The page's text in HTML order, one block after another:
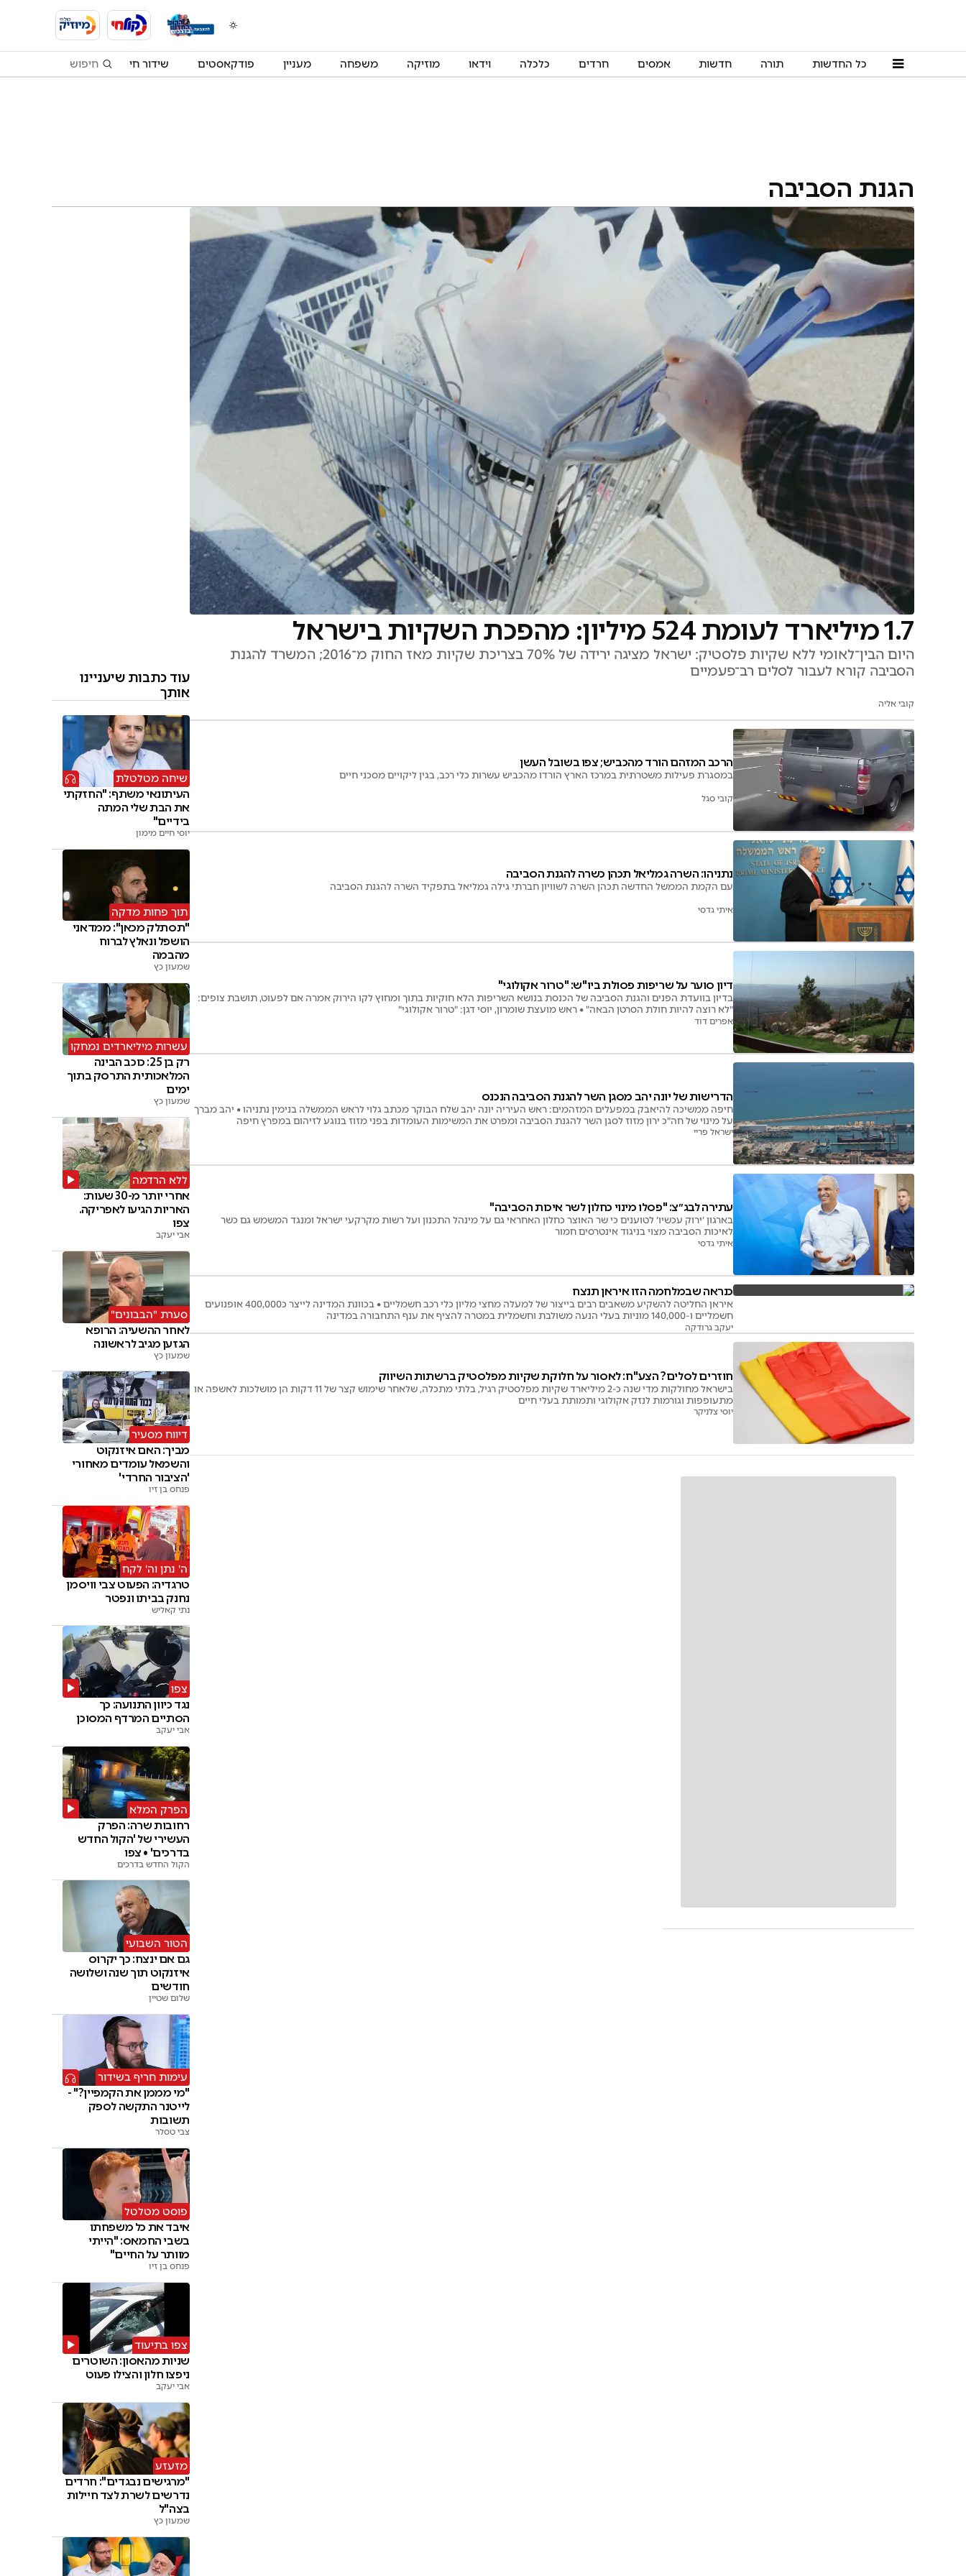
כל החדשות תורה חדשות אמסים חרדים כלכלה וידאו מוזיקה משפחה מעניין פודקאסטים שידור חי
הגנת הסביבה
1.7 מיליארד לעומת 524 מיליון: מהפכת השקיות בישראל
היום הבין־לאומי ללא שקיות פלסטיק: ישראל מציגה ירידה של 70% בצריכת שקיות מאז החוק מ־2016; המשרד להגנת
הסביבה קורא לעבור לסלים רב־פעמיים
קובי אליה
הרכב המזהם הורד מהכביש; צפו בשובל העשן
במסגרת פעילות משטרתית במרכז הארץ הורדו מהכביש עשרות כלי רכב, בגין ליקויים מסכני חיים
קובי סגל
נתניהו: השרה גמליאל תכהן כשרה להגנת הסביבה
עם הקמת הממשל החדשה תכהן השרה לשוויון חברתי גילה גמליאל בתפקיד השרה להגנת הסביבה
איתי גדסי
דיון סוער על שריפות פסולת ביו"ש: "טרור אקולוגי"
בדיון בוועדת הפנים והגנת הסביבה של הכנסת בנושא השריפות הלא חוקיות בתוך ומחוץ לקו הירוק אמרה אם לפעוט, תושבת צופים:
"לא רוצה להיות חולת הסרטן הבאה" • ראש מועצת שומרון, יוסי דגן: "טרור אקולוגי"
אפרים דוד
הדרישות של יונה יהב מסגן השר להגנת הסביבה הנכנס
חיפה ממשיכה להיאבק במפעלים המזהמים: ראש העיריה יונה יהב שלח הבוקר מכתב גלוי לראש הממשלה בנימין נתניהו • יהב מברך
על מינוי של חה"כ ירון מזוז לסגן השר להגנת הסביבה ומפרט את המשימות העומדות בפני מזוז בנוגע לזיהום במפרץ חיפה
ישראל פריי
עתירה לבג״צ: "פסלו מינוי כחלון לשר איכות הסביבה"
בארגון ׳ירוק עכשיו׳ לטוענים כי שר האוצר כחלון האחראי גם על מינהל התכנון ועל רשות מקרקעי ישראל ומנגד המשמש גם כשר
לאיכות הסביבה מצוי בניגוד אינטרסים חמור
איתי גדסי
כנראה שבמלחמה הזו איראן תנצח
איראן החליטה להשקיע משאבים רבים בייצור של למעלה מחצי מליון כלי רכב חשמליים • בכוונת המדינה לייצר כ400,000 אופנועים
חשמליים ו-140,000 מוניות בעלי הנעה משולבת וחשמלית במטרה להציף את ענף התחבורה במדינה
יעקב גרודקה
חוזרים לסלים? הצע''ח: לאסור על חלוקת שקיות מפלסטיק ברשתות השיווק
בישראל מחולקות מדי שנה כ-2 מיליארד שקיות מפלסטיק רגיל, בלתי מתכלה, שלאחר שימוש קצר של 11 דקות הן מושלכות לאשפה או
מתעופפות וגורמות לנזק אקולוגי ותמותת בעלי חיים
יוסי צלניקר
עוד כתבות שיעניינו
אותך
שיחה מטלטלת
העיתונאי משתף: "החזקתי
את הבת שלי המתה
בידיים"
יוסי חיים מימון
תוך פחות מדקה
"תסתלק מכאן": ממדאני
הושפל ונאלץ לברוח
מהבמה
שמעון כץ
עשרות מיליארדים נמחקו
רק בן 25: כוכב הבינה
המלאכותית התרסק בתוך
ימים
שמעון כץ
ללא הרדמה
אחרי יותר מ-30 שעות:
האריות הגיעו לאפריקה.
צפו
אבי יעקב
סערת "הבבונים"
לאחר ההשעיה: הרופא
הגזען מגיב לראשונה
שמעון כץ
דיווח מסעיר
מביך: האם איזנקוט
והשמאל עומדים מאחורי
'הציבור החרדי'
פנחס בן זיו
ה' נתן וה' לקח
טרגדיה: הפעוט צבי וויסמן
נחנק בביתו ונפטר
נתי קאליש
צפו
נגד כיוון התנועה: כך
הסתיים המרדף המסוכן
אבי יעקב
הפרק המלא
רחובות שרה: הפרק
העשירי של 'הקול החדש
בדרכים' • צפו
הקול החדש בדרכים
הטור השבועי
גם אם ינצח: כך יקרוס
איזנקוט תוך שנה ושלושה
חודשים
שלום שטיין
עימות חריף בשידור
"מי מממן את הקמפיין?" -
לייטנר התקשה לספק
תשובות
צבי טסלר
פוסט מטלטל
איבד את כל משפחתו
בשבי החמאס: "הייתי
מוותר על החיים"
פנחס בן זיו
צפו בתיעוד
שניות מהאסון: השוטרים
ניפצו חלון והצילו פעוט
אבי יעקב
מזעזע
"מרגישים נבגדים": חרדים
נדרשים לשרת לצד חיילות
בצה"ל
שמעון כץ